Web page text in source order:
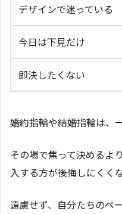
デザインで迷っている
今日は下見だけ
即決したくない
婚約指輪や結婚指輪は、
その場で焦って決めるよ
入する方が後悔しにくく
遠慮せず、自分たちのペ